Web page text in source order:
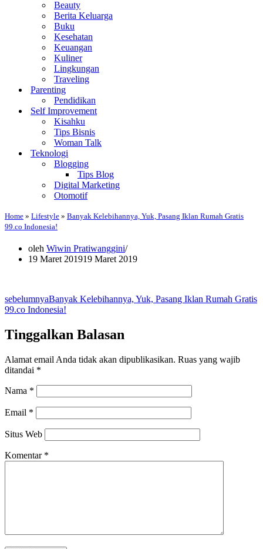
Beauty
Berita Keluarga
Buku
Kesehatan
Keuangan
Kuliner
Lingkungan
Traveling
Parenting
Pendidikan
Self Improvement
Kisahku
Tips Bisnis
Woman Talk
Teknologi
Blogging
Tips Blog
Digital Marketing
Otomotif
Home » Lifestyle » Banyak Kelebihannya, Yuk, Pasang Iklan Rumah Gratis
99.co Indonesia!
oleh Wiwin Pratiwanggini
19 Maret 201919 Maret 2019
sebelumnyaBanyak Kelebihannya, Yuk, Pasang Iklan Rumah Gratis
99.co Indonesia!
Tinggalkan Balasan
Alamat email Anda tidak akan dipublikasikan. Ruas yang wajib
ditandai *
Nama *
Email *
Situs Web
Komentar *